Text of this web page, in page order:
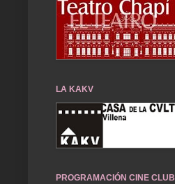
LA KAKV
PROGRAMACIÓN CINE CLUB